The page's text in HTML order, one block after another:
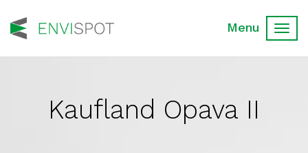
Kaufland Opava II